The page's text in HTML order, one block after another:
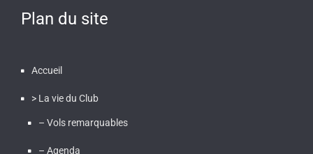
Plan du site
Accueil
> La vie du Club
– Vols remarquables
– Agenda